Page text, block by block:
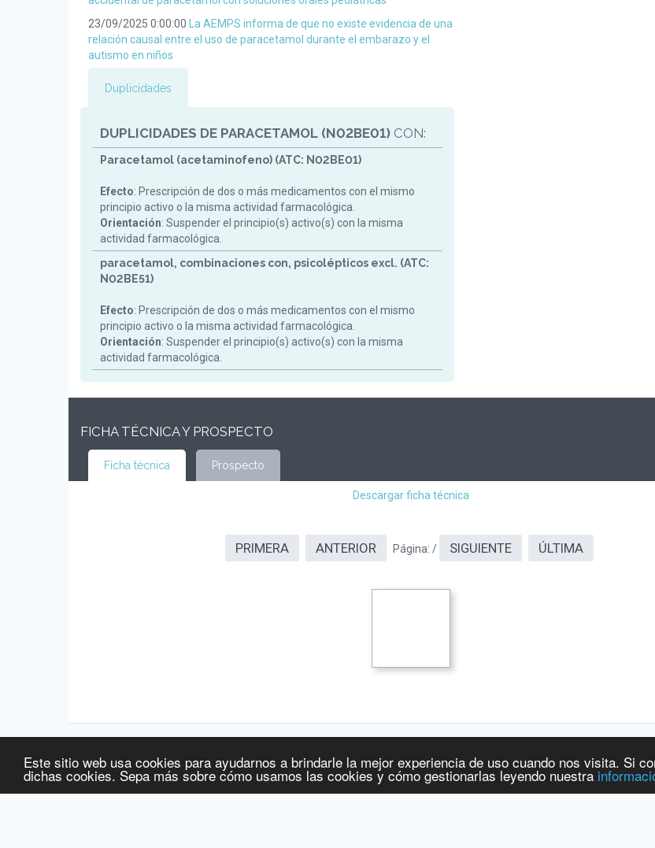
Este sitio web usa cookies para ayudarnos a brindarle la mejor experiencia de uso cuando nos visita. Si
dichas cookies. Sepa más sobre cómo usamos las cookies y cómo gestionarlas leyendo nuestra
23/09/2025 0:00:00
La AEMPS informa de que no existe evidencia de una
relación causal entre el uso de paracetamol durante el embarazo y el
autismo en niños
Duplicidades
DUPLICIDADES DE PARACETAMOL (N02BE01) CON:
Paracetamol (acetaminofeno) (ATC: N02BE01)
Efecto: Prescripción de dos o más medicamentos con el mismo
principio activo o la misma actividad farmacológica.
Orientación: Suspender el principio(s) activo(s) con la misma
actividad farmacológica.
paracetamol, combinaciones con, psicolépticos excl. (ATC:
N02BE51)
Efecto: Prescripción de dos o más medicamentos con el mismo
principio activo o la misma actividad farmacológica.
Orientación: Suspender el principio(s) activo(s) con la misma
actividad farmacológica.
FICHA TÉCNICA Y PROSPECTO
Ficha técnica Prospecto
Descargar ficha técnica
PRIMERA ANTERIOR Página: / SIGUIENTE ÚLTIMA
Fuente de la información:Agencia Española de Medicamentos y Productos Sanitarios[ www.aemps.gob.es].